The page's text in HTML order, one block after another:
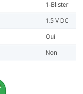
1-Blister
1.5 V DC
Oui
Non